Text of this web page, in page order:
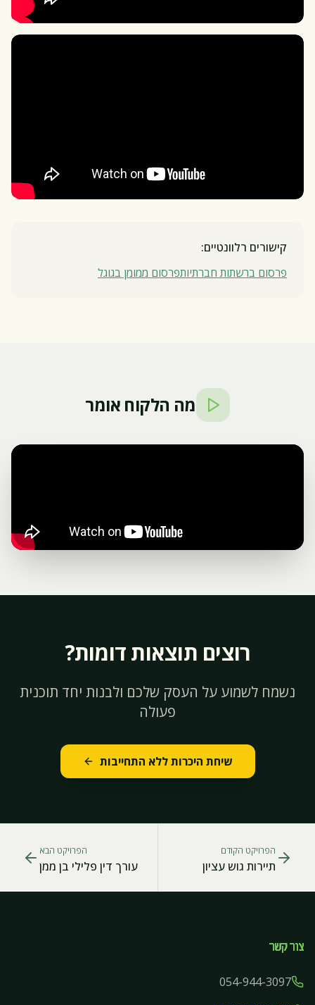
קישורים רלוונטיים:
פרסום ברשתות חברתיותפרסום ממומן בגוגל
מה הלקוח אומר
רוצים תוצאות דומות?
נשמח לשמוע על העסק שלכם ולבנות יחד תוכנית
פעולה
שיחת היכרות ללא התחייבות
הפרויקט הקודם
תיירות גוש עציון
הפרויקט הבא
עורך דין פלילי בן ממן
צור קשר
054-944-3097